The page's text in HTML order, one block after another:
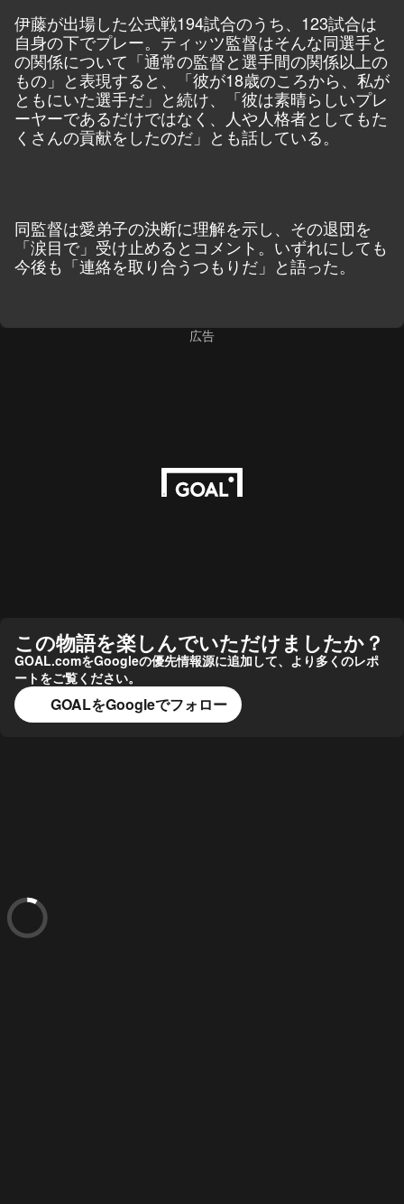
伊藤が出場した公式戦194試合のうち、123試合は
自身の下でプレー。ティッツ監督はそんな同選手と
の関係について「通常の監督と選手間の関係以上の
もの」と表現すると、「彼が18歳のころから、私が
ともにいた選手だ」と続け、「彼は素晴らしいプレ
ーヤーであるだけではなく、人や人格者としてもた
くさんの貢献をしたのだ」とも話している。
同監督は愛弟子の決断に理解を示し、その退団を
「涙目で」受け止めるとコメント。いずれにしても
今後も「連絡を取り合うつもりだ」と語った。
広告
この物語を楽しんでいただけましたか？
GOAL.comをGoogleの優先情報源に追加して、より多くのレポ
ートをご覧ください。
GOALをGoogleでフォロー